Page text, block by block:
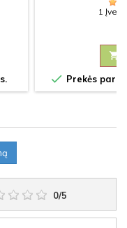
1

 Prekės
0/5